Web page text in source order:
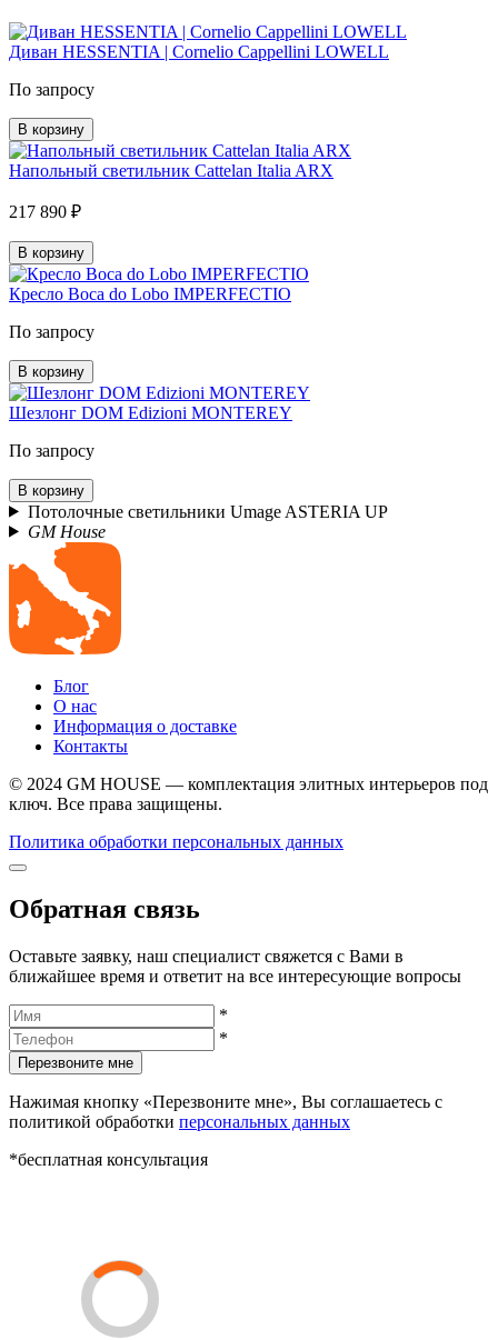
Диван HESSENTIA | Cornelio Cappellini LOWELL
По запросу
В корзину
Напольный светильник Cattelan Italia ARX
217 890 ₽
В корзину
Кресло Boca do Lobo IMPERFECTIO
По запросу
В корзину
Шезлонг DOM Edizioni MONTEREY
По запросу
В корзину
Потолочные светильники Umage ASTERIA UP
GM House
Блог
О нас
Информация о доставке
Контакты
© 2024 GM HOUSE — комплектация элитных интерьеров под
ключ. Все права защищены.
Политика обработки персональных данных
Обратная связь
Оставьте заявку, наш специалист свяжется с Вами в
ближайшее время и ответит на все интересующие вопросы
*
*
Перезвоните мне
Нажимая кнопку «Перезвоните мне», Вы соглашаетесь с
политикой обработки персональных данных
*бесплатная консультация